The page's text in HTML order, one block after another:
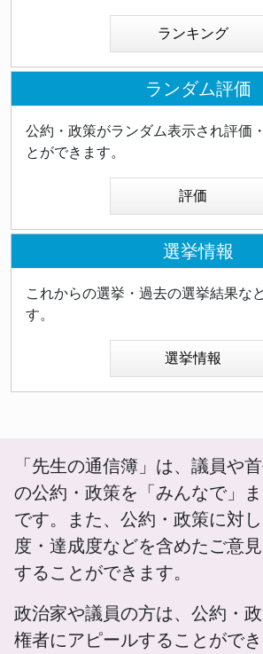
ランキング
ランダム評価
公約・政策がランダム表示され評価
とができます。
評価
選挙情報
これからの選挙・過去の選挙結果な
す。
選挙情報
「先生の通信簿」は、議員や
の公約・政策を「みんなで」
です。また、公約・政策に対
度・達成度などを含めたご意
することができます。
政治家や議員の方は、公約・
権者にアピールすることができ